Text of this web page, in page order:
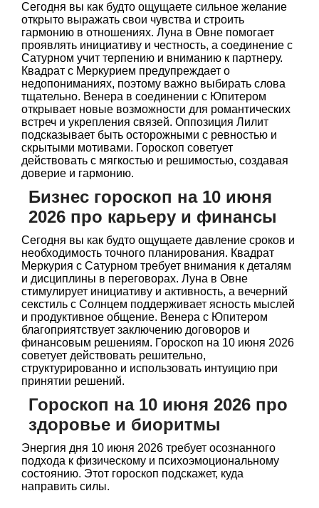
Сегодня вы как будто ощущаете сильное желание
открыто выражать свои чувства и строить
гармонию в отношениях. Луна в Овне помогает
проявлять инициативу и честность, а соединение с
Сатурном учит терпению и вниманию к партнеру.
Квадрат с Меркурием предупреждает о
недопониманиях, поэтому важно выбирать слова
тщательно. Венера в соединении с Юпитером
открывает новые возможности для романтических
встреч и укрепления связей. Оппозиция Лилит
подсказывает быть осторожными с ревностью и
скрытыми мотивами. Гороскоп советует
действовать с мягкостью и решимостью, создавая
доверие и гармонию.
Бизнес гороскоп на 10 июня
2026 про карьеру и финансы
Сегодня вы как будто ощущаете давление сроков и
необходимость точного планирования. Квадрат
Меркурия с Сатурном требует внимания к деталям
и дисциплины в переговорах. Луна в Овне
стимулирует инициативу и активность, а вечерний
секстиль с Солнцем поддерживает ясность мыслей
и продуктивное общение. Венера с Юпитером
благоприятствует заключению договоров и
финансовым решениям. Гороскоп на 10 июня 2026
советует действовать решительно,
структурированно и использовать интуицию при
принятии решений.
Гороскоп на 10 июня 2026 про
здоровье и биоритмы
Энергия дня 10 июня 2026 требует осознанного
подхода к физическому и психоэмоциональному
состоянию. Этот гороскоп подскажет, куда
направить силы.